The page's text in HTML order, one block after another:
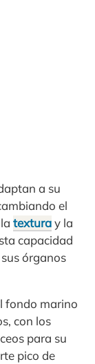
a su
el
texturay la
capacidad
órganos
fondo marino
con los
para su
pico de